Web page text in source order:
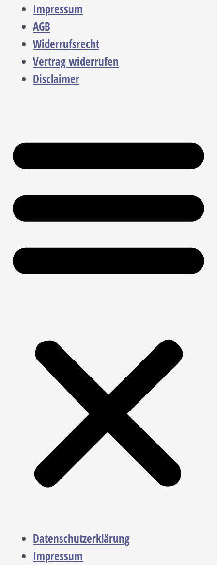
Impressum
AGB
Widerrufsrecht
Vertrag widerrufen
Disclaimer
Datenschutzerklärung
Impressum